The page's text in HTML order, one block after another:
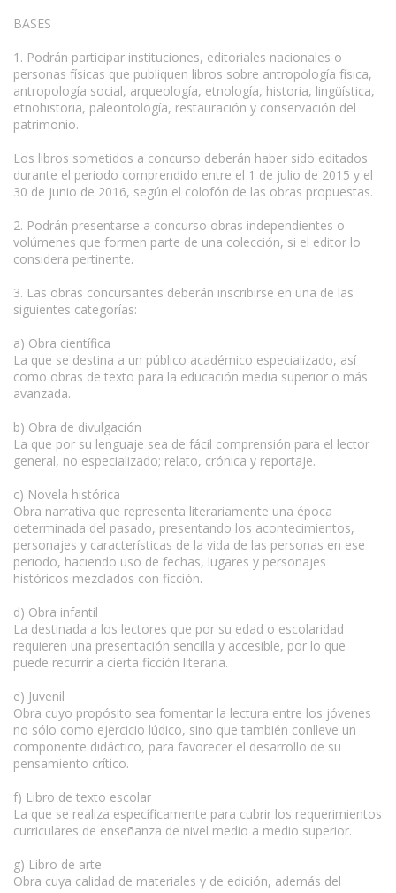
BASES
1. Podrán participar instituciones, editoriales nacionales o
personas físicas que publiquen libros sobre antropología física,
antropología social, arqueología, etnología, historia, lingüística,
etnohistoria, paleontología, restauración y conservación del
patrimonio.
Los libros sometidos a concurso deberán haber sido editados
durante el periodo comprendido entre el 1 de julio de 2015 y el
30 de junio de 2016, según el colofón de las obras propuestas.
2. Podrán presentarse a concurso obras independientes o
volúmenes que formen parte de una colección, si el editor lo
considera pertinente.
3. Las obras concursantes deberán inscribirse en una de las
siguientes categorías:
a) Obra científica
La que se destina a un público académico especializado, así
como obras de texto para la educación media superior o más
avanzada.
b) Obra de divulgación
La que por su lenguaje sea de fácil comprensión para el lector
general, no especializado; relato, crónica y reportaje.
c) Novela histórica
Obra narrativa que representa literariamente una época
determinada del pasado, presentando los acontecimientos,
personajes y características de la vida de las personas en ese
periodo, haciendo uso de fechas, lugares y personajes
históricos mezclados con ficción.
d) Obra infantil
La destinada a los lectores que por su edad o escolaridad
requieren una presentación sencilla y accesible, por lo que
puede recurrir a cierta ficción literaria.
e) Juvenil
Obra cuyo propósito sea fomentar la lectura entre los jóvenes
no sólo como ejercicio lúdico, sino que también conlleve un
componente didáctico, para favorecer el desarrollo de su
pensamiento crítico.
f) Libro de texto escolar
La que se realiza específicamente para cubrir los requerimientos
curriculares de enseñanza de nivel medio a medio superior.
g) Libro de arte
Obra cuya calidad de materiales y de edición, además del